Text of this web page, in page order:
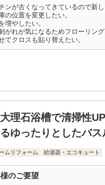
ンが古くなってきているので新し
の位置を変更したい。
増やしたい。
がれが気になるためフローリング
てクロスも貼り替えたい。
理石浴槽で清掃性
ゆったりとしたバス
ムリフォーム 給湯器・エコキュート
のご要望